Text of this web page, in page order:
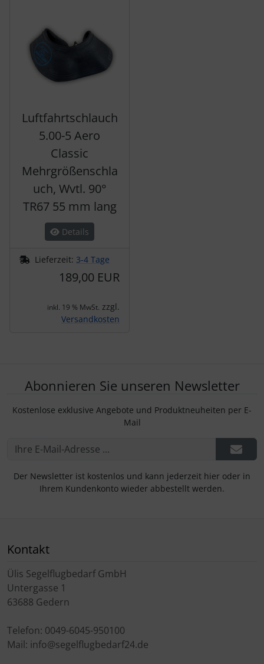
Luftfahrtschlauch
5.00-5 Aero
Classic
Mehrgrößenschla
uch, Wvtl. 90°
TR67 55 mm lang
Details
Lieferzeit: 3-4 Tage
189,00 EUR
inkl. 19 % MwSt. zzgl.
Versandkosten
Abonnieren Sie unseren Newsletter
Kostenlose exklusive Angebote und Produktneuheiten per E-
Mail
Der Newsletter ist kostenlos und kann jederzeit hier oder in
Ihrem Kundenkonto wieder abbestellt werden.
Kontakt
Ülis Segelflugbedarf GmbH
Untergasse 1
63688 Gedern
Telefon: 0049-6045-950100
Mail: info@segelflugbedarf24.de